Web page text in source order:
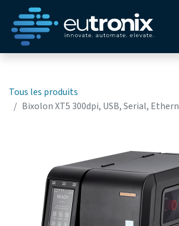
Tous les produits
Bixolon XT5 300dpi, USB, Serial,